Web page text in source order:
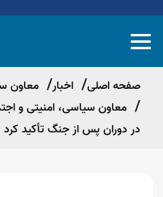
صفحه اصلی اخبار
معاون
معاون سیاسی، امنیتی و
در دوران پس از جنگ تأکید کرد